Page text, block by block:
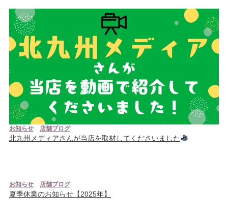
お知らせ 店舗ブログ
北九州メディアさんが当店を取材してくださいました
お知らせ 店舗ブログ
夏季休業のお知らせ【2025年】